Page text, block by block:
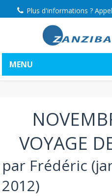
Plus d'informations ?
MENU
VOYAGE
par Frédéric
2012)